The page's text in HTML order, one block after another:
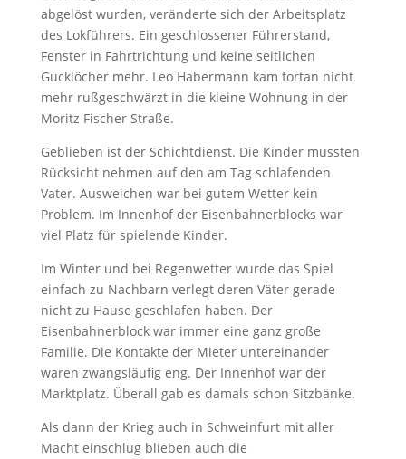
abgelöst wurden, veränderte sich der Arbeitsplatz
des Lokführers. Ein geschlossener Führerstand,
Fenster in Fahrtrichtung und keine seitlichen
Gucklöcher mehr. Leo Habermann kam fortan nicht
mehr rußgeschwärzt in die kleine Wohnung in der
Moritz Fischer Straße.
Geblieben ist der Schichtdienst. Die Kinder mussten
Rücksicht nehmen auf den am Tag schlafenden
Vater. Ausweichen war bei gutem Wetter kein
Problem. Im Innenhof der Eisenbahnerblocks war
viel Platz für spielende Kinder.
Im Winter und bei Regenwetter wurde das Spiel
einfach zu Nachbarn verlegt deren Väter gerade
nicht zu Hause geschlafen haben. Der
Eisenbahnerblock war immer eine ganz große
Familie. Die Kontakte der Mieter untereinander
waren zwangsläufig eng. Der Innenhof war der
Marktplatz. Überall gab es damals schon Sitzbänke.
Als dann der Krieg auch in Schweinfurt mit aller
Macht einschlug blieben auch die